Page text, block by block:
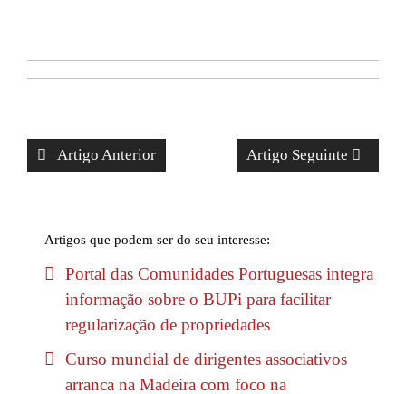
Artigo Anterior Artigo Seguinte
Artigos que podem ser do seu interesse:
Portal das Comunidades Portuguesas integra
informação sobre o BUPi para facilitar
regularização de propriedades
Curso mundial de dirigentes associativos
arranca na Madeira com foco na